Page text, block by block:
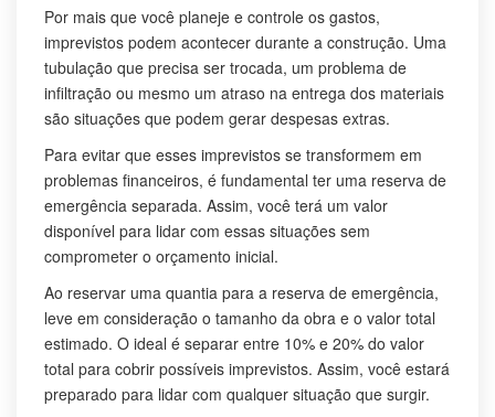
Por mais que você planeje e controle os gastos,
imprevistos podem acontecer durante a construção. Uma
tubulação que precisa ser trocada, um problema de
infiltração ou mesmo um atraso na entrega dos materiais
são situações que podem gerar despesas extras.
Para evitar que esses imprevistos se transformem em
problemas financeiros, é fundamental ter uma reserva de
emergência separada. Assim, você terá um valor
disponível para lidar com essas situações sem
comprometer o orçamento inicial.
Ao reservar uma quantia para a reserva de emergência,
leve em consideração o tamanho da obra e o valor total
estimado. O ideal é separar entre 10% e 20% do valor
total para cobrir possíveis imprevistos. Assim, você estará
preparado para lidar com qualquer situação que surgir.